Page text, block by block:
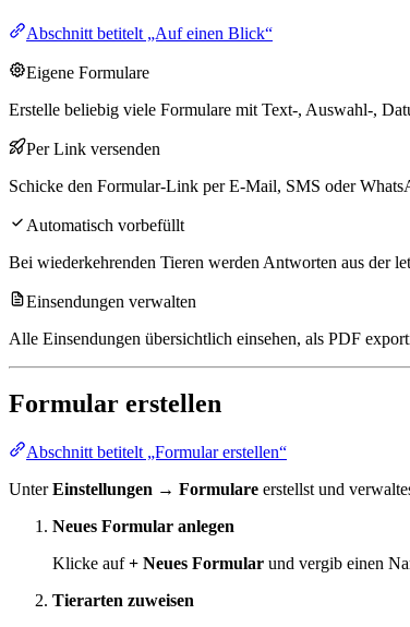
Abschnitt betitelt „Auf einen Blick“
Eigene Formulare
Erstelle beliebig viele Formulare mit Text-, Auswahl-,
Per Link versenden
Schicke den Formular-Link per E-Mail, SMS oder
Automatisch vorbefüllt
Bei wiederkehrenden Tieren werden Antworten aus der
Einsendungen verwalten
Alle Einsendungen übersichtlich einsehen, als PDF
Formular erstellen
Abschnitt betitelt „Formular erstellen“
UnterEinstellungen → Formulare erstellst und
Neues Formular anlegen
Klicke auf+ Neues Formular und vergib einen
Tierarten zuweisen